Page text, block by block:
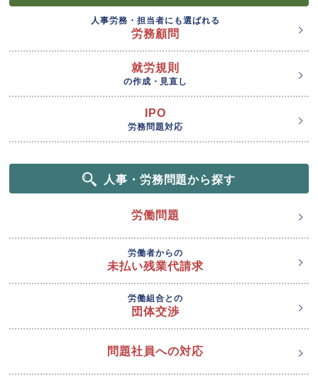
人事労務・担当者にも選ばれる
労務顧問
就労規則
の作成・見直し
IPO
労務問題対応
人事・労務問題から探す
労働問題
労働者からの
未払い残業代請求
労働組合との
団体交渉
問題社員への対応